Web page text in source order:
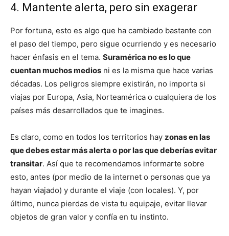
4. Mantente alerta, pero sin exagerar
Por fortuna, esto es algo que ha cambiado bastante con
el paso del tiempo, pero sigue ocurriendo y es necesario
hacer énfasis en el tema. Suramérica no es lo que
cuentan muchos medios ni es la misma que hace varias
décadas. Los peligros siempre existirán, no importa si
viajas por Europa, Asia, Norteamérica o cualquiera de los
países más desarrollados que te imagines.
Es claro, como en todos los territorios hay zonas en las
que debes estar más alerta o por las que deberías evitar
transitar. Así que te recomendamos informarte sobre
esto, antes (por medio de la internet o personas que ya
hayan viajado) y durante el viaje (con locales). Y, por
último, nunca pierdas de vista tu equipaje, evitar llevar
objetos de gran valor y confía en tu instinto.